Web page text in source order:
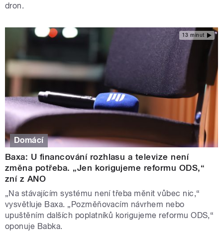
dron.
13 minut
Domácí
Baxa: U financování rozhlasu a televize není
změna potřeba. „Jen korigujeme reformu ODS,“
zní z ANO
„Na stávajícím systému není třeba měnit vůbec nic,“
vysvětluje Baxa. „Pozměňovacím návrhem nebo
upuštěním dalších poplatníků korigujeme reformu ODS,“
oponuje Babka.